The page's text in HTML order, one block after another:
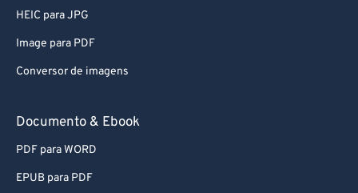
HEIC para JPG
Image para PDF
Conversor de imagens
Documento & Ebook
PDF para WORD
EPUB para PDF